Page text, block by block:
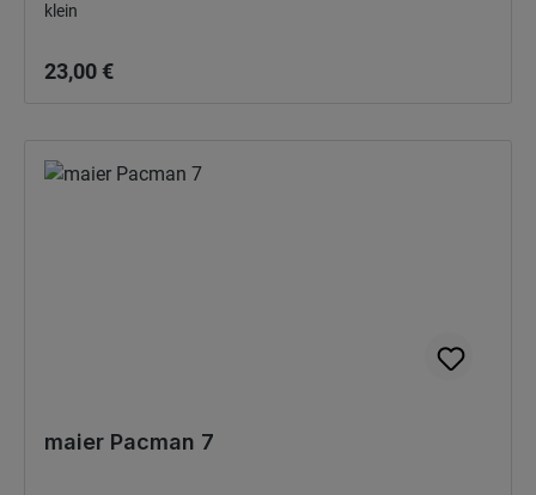
klein
23,00 €
maier Pacman 7